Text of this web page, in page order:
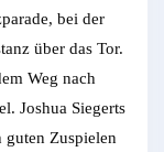
bei der
über das Tor.
Weg nach
Joshua Siegerts
Zuspielen